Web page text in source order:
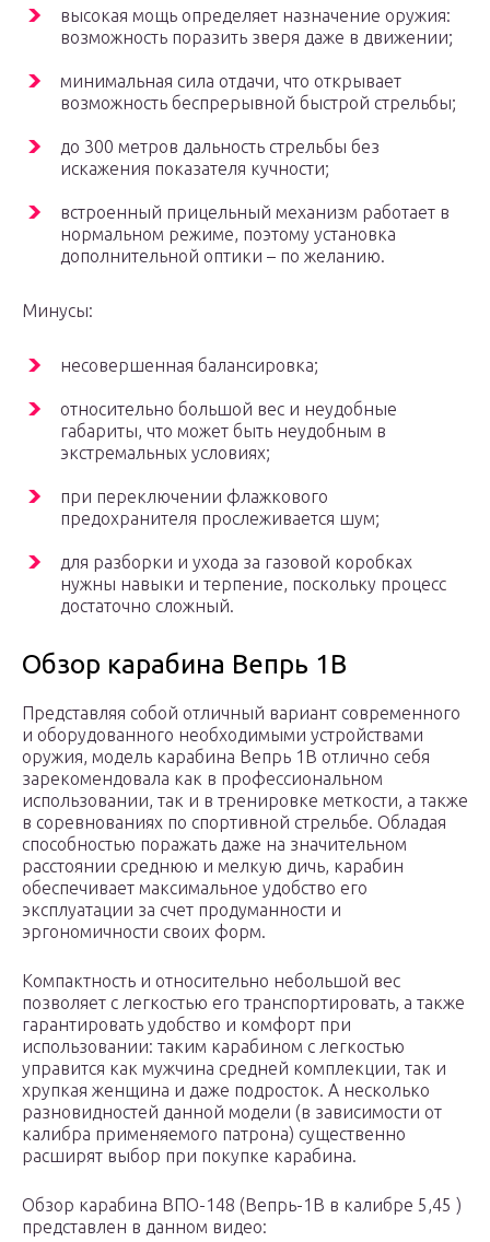
высокая мощь определяет назначение оружия:
возможность поразить зверя даже в движении;
минимальная сила отдачи, что открывает
возможность беспрерывной быстрой стрельбы;
до 300 метров дальность стрельбы без
искажения показателя кучности;
встроенный прицельный механизм работает в
нормальном режиме, поэтому установка
дополнительной оптики – по желанию.
Минусы:
несовершенная балансировка;
относительно большой вес и неудобные
габариты, что может быть неудобным в
экстремальных условиях;
при переключении флажкового
предохранителя прослеживается шум;
для разборки и ухода за газовой коробках
нужны навыки и терпение, поскольку процесс
достаточно сложный.
Обзор карабина Вепрь 1В
Представляя собой отличный вариант современного
и оборудованного необходимыми устройствами
оружия, модель карабина Вепрь 1В отлично себя
зарекомендовала как в профессиональном
использовании, так и в тренировке меткости, а также
в соревнованиях по спортивной стрельбе. Обладая
способностью поражать даже на значительном
расстоянии среднюю и мелкую дичь, карабин
обеспечивает максимальное удобство его
эксплуатации за счет продуманности и
эргономичности своих форм.
Компактность и относительно небольшой вес
позволяет с легкостью его транспортировать, а также
гарантировать удобство и комфорт при
использовании: таким карабином с легкостью
управится как мужчина средней комплекции, так и
хрупкая женщина и даже подросток. А несколько
разновидностей данной модели (в зависимости от
калибра применяемого патрона) существенно
расширят выбор при покупке карабина.
Обзор карабина ВПО-148 (Вепрь-1В в калибре 5,45 )
представлен в данном видео: